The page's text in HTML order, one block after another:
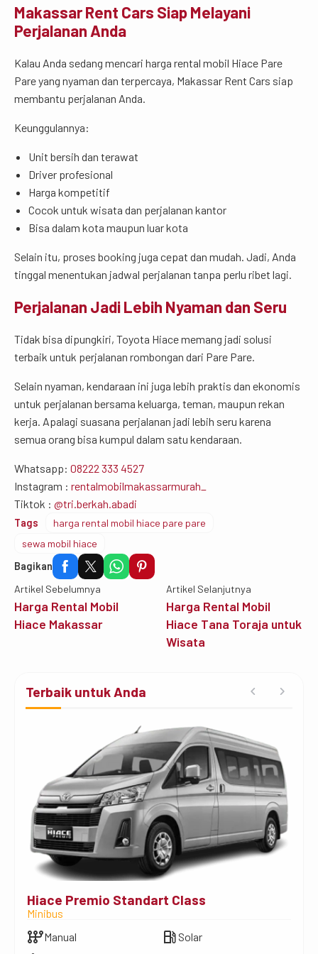
Makassar Rent Cars Siap Melayani
Perjalanan Anda
Kalau Anda sedang mencari harga rental mobil Hiace Pare
Pare yang nyaman dan terpercaya, Makassar Rent Cars siap
membantu perjalanan Anda.
Keunggulannya:
Unit bersih dan terawat
Driver profesional
Harga kompetitif
Cocok untuk wisata dan perjalanan kantor
Bisa dalam kota maupun luar kota
Selain itu, proses booking juga cepat dan mudah. Jadi, Anda
tinggal menentukan jadwal perjalanan tanpa perlu ribet lagi.
Perjalanan Jadi Lebih Nyaman dan Seru
Tidak bisa dipungkiri, Toyota Hiace memang jadi solusi
terbaik untuk perjalanan rombongan dari Pare Pare.
Selain nyaman, kendaraan ini juga lebih praktis dan ekonomis
untuk perjalanan bersama keluarga, teman, maupun rekan
kerja. Apalagi suasana perjalanan jadi lebih seru karena
semua orang bisa kumpul dalam satu kendaraan.
Whatsapp: 08222 333 4527
Instagram : rentalmobilmakassarmurah_
Tiktok : @tri.berkah.abadi
Tags
harga rental mobil hiace pare pare
sewa mobil hiace
Bagikan
Artikel Sebelumnya
Harga Rental Mobil
Hiace Makassar
Artikel Selanjutnya
Harga Rental Mobil
Hiace Tana Toraja untuk
Wisata
Terbaik untuk Anda
Hiace Premio Standart Class
Minibus
auto_transmissionManual local_gas_station Solar